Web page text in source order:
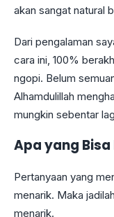
akan sangat natural
Dari pengalaman
cara ini, 100%
ngopi. Belum
Alhamdulillah
mungkin sebentar
Apa yang
Pertanyaan yang
menarik. Maka
menarik.